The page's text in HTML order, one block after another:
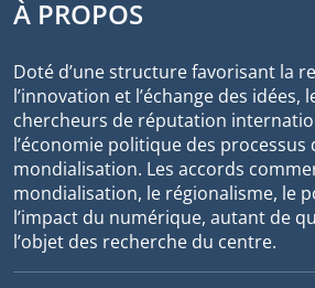
À PROPOS
Doté d’une structure favorisant la
l’innovation et l’échange des idées,
chercheurs de réputation
l’économie politique des processus
mondialisation. Les accords
mondialisation, le régionalisme, le
l’impact du numérique, autant de
l’objet des recherche du centre.